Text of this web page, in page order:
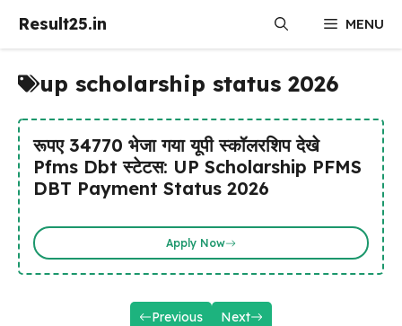
Result25.in MENU
up scholarship status 2026
रूपए 34770 भेजा गया यूपी स्कॉलरशिप देखे
Pfms Dbt स्टेटस: UP Scholarship PFMS
DBT Payment Status 2026
Apply Now
Previous Next